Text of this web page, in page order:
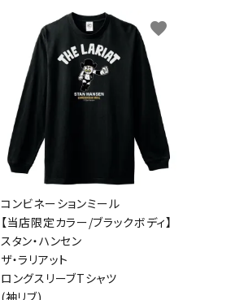
コンビネーションミール
【当店限定カラー/ブラックボディ】
スタン・ハンセン
ザ・ラリアット
ロングスリーブTシャツ
(袖リブ)
favorite